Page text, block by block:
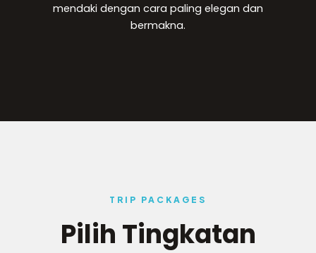
mendaki dengan cara paling elegan dan
bermakna.
TRIP PACKAGES
Pilih Tingkatan